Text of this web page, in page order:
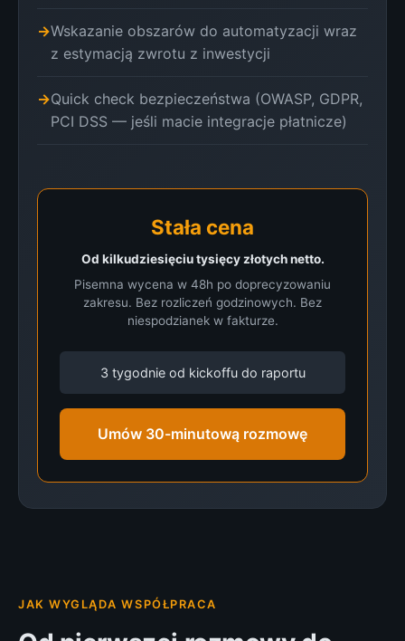
Wskazanie obszarów do automatyzacji wraz
z estymacją zwrotu z inwestycji
Quick check bezpieczeństwa (OWASP, GDPR,
PCI DSS — jeśli macie integracje płatnicze)
Stała cena
Od kilkudziesięciu tysięcy złotych netto.
Pisemna wycena w 48h po doprecyzowaniu
zakresu. Bez rozliczeń godzinowych. Bez
niespodzianek w fakturze.
3 tygodnie od kickoffu do raportu
Umów 30-minutową rozmowę
JAK WYGLĄDA WSPÓŁPRACA